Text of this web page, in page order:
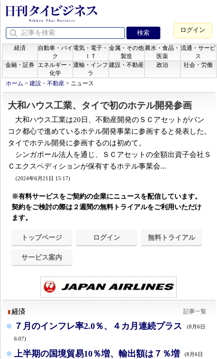
ログイン
経済
自動車・バイ
ク
電気・電子・
ＩＴ
金属・その他
製造
農水・食品・
医薬
流通・サービ
ス
金融・証券
エネルギー・
化学
運輸・インフ
ラ
建設・不動産 政治 社会・労働
ホーム > 建設・不動産 > ニュース
大和ハウス工業、タイで初のホテル開発参画
大和ハウス工業は20日、不動産開発のＳＣアセットがバン
コク都心で進めているホテル開発事業に参画すると発表した。
タイでホテル開発に参画するのは初めて。
シンガポール法人を通じ、ＳＣアセットの全額出資子会社Ｓ
Ｃエクスペディションが保有するホテル事業会...
(2024年6月21日 15:17)
※有料サービスをご契約の企業にニュースを配信しています。
契約をご検討の際は２週間の無料トライアルをご利用いただけ
ます。
トップページ ログイン 無料トライアル
サービス案内
経済 記事一覧
７月のインフレ率2.0％、４カ月連続プラス (8月6日
6:07)
上半期の国境貿易10％増、輸出額は７％増 (8月6日